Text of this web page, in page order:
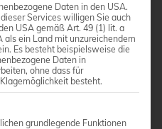
Daten in den USA.
Services willigen Sie auch
USA gemäß Art. 49 (1) lit. a
als ein Land mit unzureichendem
Es besteht beispielsweise die
Daten in
ohne dass für
besteht.
Gruppen, für die eine
grundlegende Funktionen